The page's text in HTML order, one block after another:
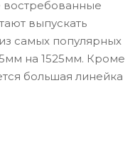
выпускать
самых популярных
на 1525мм. Кроме
большая линейка